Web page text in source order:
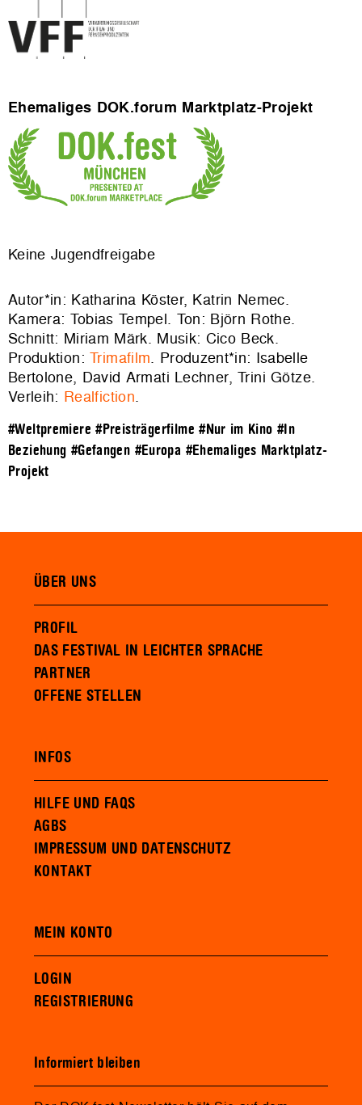
Ehemaliges DOK.forum Marktplatz-Projekt
Keine Jugendfreigabe
Autor*in: Katharina Köster, Katrin Nemec.
Kamera: Tobias Tempel. Ton: Björn Rothe.
Schnitt: Miriam Märk. Musik: Cico Beck.
Produktion:Trimafilm. Produzent*in: Isabelle
Bertolone, David Armati Lechner, Trini Götze.
Verleih: Realfiction.
#Weltpremiere #Preisträgerfilme #Nur im Kino #In
Beziehung #Gefangen #Europa #Ehemaliges Marktplatz-
Projekt
ÜBER UNS
PROFIL
DAS FESTIVAL IN LEICHTER SPRACHE
PARTNER
OFFENE STELLEN
INFOS
HILFE UND FAQS
AGBS
IMPRESSUM UND DATENSCHUTZ
KONTAKT
MEIN KONTO
LOGIN
REGISTRIERUNG
Informiert bleiben